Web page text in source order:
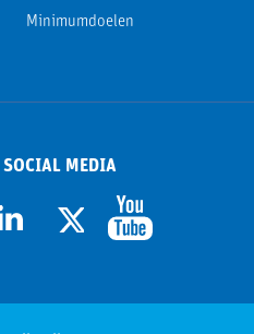
Minimumdoelen
SOCIAL MEDIA